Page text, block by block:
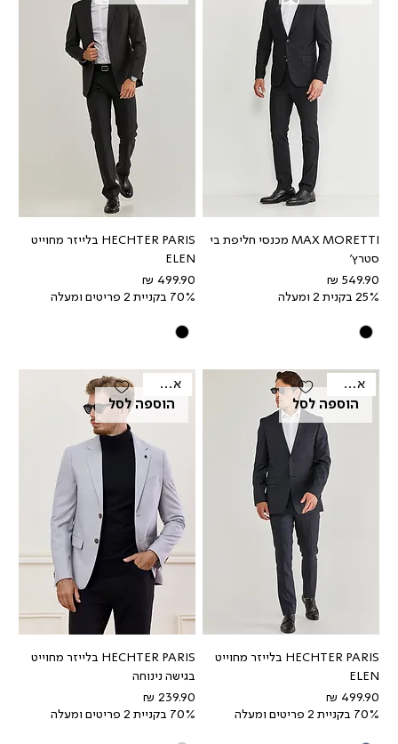
MAX MORETTI מכנסי חליפת בי
סטרץ'
מחיר
25% בקנית 2 ומעלה
HECHTER PARIS בלייזר מחוייט
ELEN
מחיר
70% בקניית 2 פריטים ומעלה
הוספה לסל
אאוטלט
HECHTER PARIS בלייזר מחוייט
ELEN
מחיר
70% בקניית 2 פריטים ומעלה
הוספה לסל
אאוטלט
HECHTER PARIS בלייזר מחוייט
בגישה נינוחה
מחיר
70% בקניית 2 פריטים ומעלה